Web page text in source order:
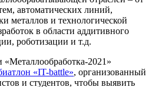
автоматических линий,
металлов и технологической
в области аддитивного
роботизации и т.д.
2021»
«IT-battle», организованный
и студентов, чтобы выявить